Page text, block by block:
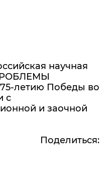
научная
летию Победы во
с
и заочной
Поделиться: